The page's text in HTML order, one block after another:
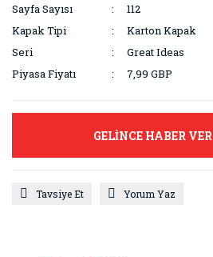
Sayfa Sayısı
112
Kapak Tipi
Karton Kapak
Seri
Great Ideas
Piyasa Fiyatı
7,99 GBP
GELİNCE HABER VER
Tavsiye Et Yorum Yaz